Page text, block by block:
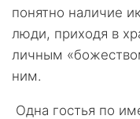
понятно наличие
люди, приходя в
личным
ним.
Одна гостья по